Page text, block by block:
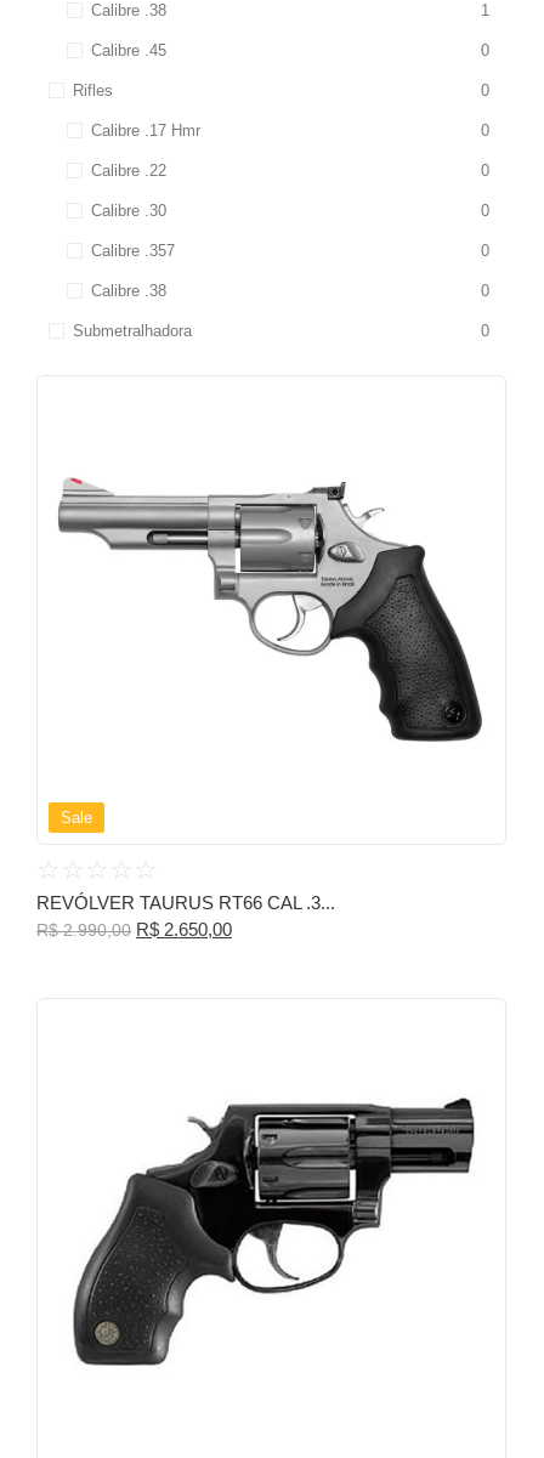
Calibre .38 1
Calibre .45 0
Rifles 0
Calibre .17 Hmr 0
Calibre .22 0
Calibre .30 0
Calibre .357 0
Calibre .38 0
Submetralhadora 0
Sale
☆ ☆ ☆ ☆ ☆
REVÓLVER TAURUS RT66 CAL .3...
R$2.990,00 R$ 2.650,00